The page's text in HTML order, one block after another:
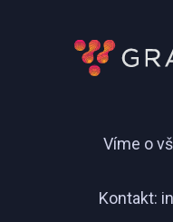
Víme o
Kontakt: